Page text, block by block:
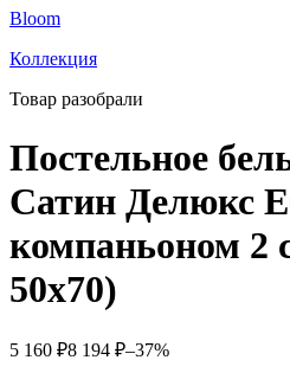
Bloom
Коллекция
Товар разобрали
Постельное
Сатин Делюкс
компаньоном 2
50х70)
5 160 ₽8 194 ₽–37%